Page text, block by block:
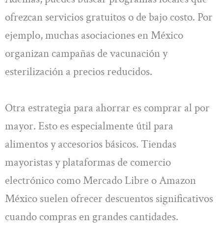
ofrezcan servicios gratuitos o de bajo costo. Por
ejemplo, muchas asociaciones en México
organizan campañas de vacunación y
esterilización a precios reducidos.
Otra estrategia para ahorrar es comprar al por
mayor. Esto es especialmente útil para
alimentos y accesorios básicos. Tiendas
mayoristas y plataformas de comercio
electrónico como Mercado Libre o Amazon
México suelen ofrecer descuentos significativos
cuando compras en grandes cantidades.